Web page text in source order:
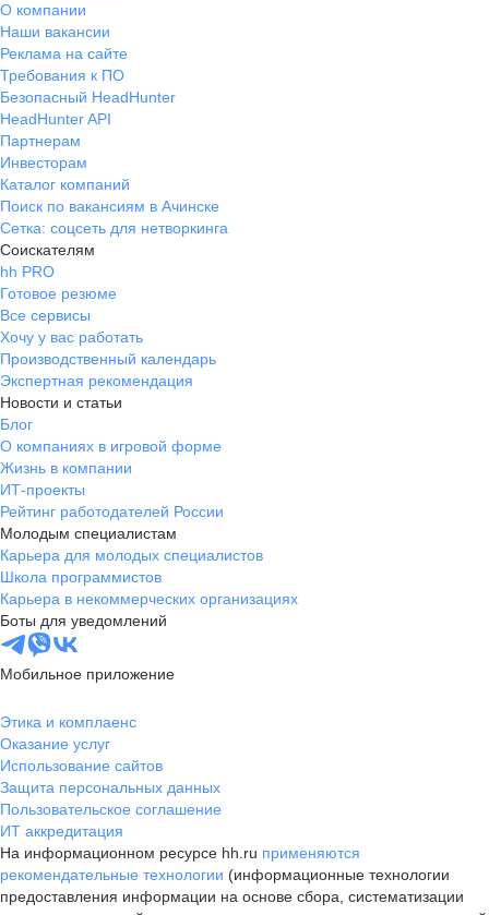
О компании
Наши вакансии
Реклама на сайте
Требования к ПО
Безопасный HeadHunter
HeadHunter API
Партнерам
Инвесторам
Каталог компаний
Поиск по вакансиям в Ачинске
Сетка: соцсеть для нетворкинга
Соискателям
hh PRO
Готовое резюме
Все сервисы
Хочу у вас работать
Производственный календарь
Экспертная рекомендация
Новости и статьи
Блог
О компаниях в игровой форме
Жизнь в компании
ИТ-проекты
Рейтинг работодателей России
Молодым специалистам
Карьера для молодых специалистов
Школа программистов
Карьера в некоммерческих организациях
Боты для уведомлений
Мобильное приложение
Этика и комплаенс
Оказание услуг
Использование сайтов
Защита персональных данных
Пользовательское соглашение
ИТ аккредитация
На информационном ресурсе hh.ru применяются
рекомендательные технологии (информационные технологии
предоставления информации на основе сбора, систематизации